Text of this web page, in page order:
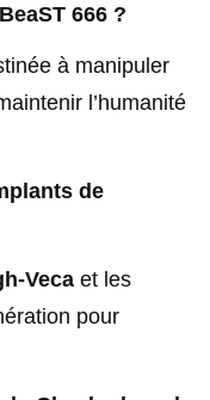
666 ?
à manipuler
l’humanité
de
Veca et les
pour